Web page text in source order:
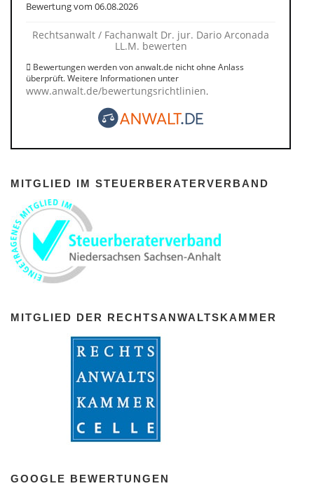
Bewertung vom 06.08.2026
Rechtsanwalt / Fachanwalt Dr. jur. Dario Arconada
LL.M. bewerten
Bewertungen werden von anwalt.de nicht ohne Anlass
überprüft. Weitere Informationen unter
www.anwalt.de/bewertungsrichtlinien.
MITGLIED IM STEUERBERATERVERBAND
MITGLIED DER RECHTSANWALTSKAMMER
GOOGLE BEWERTUNGEN